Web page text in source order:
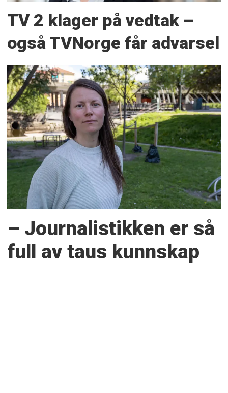
TV 2 klager på vedtak –
også TVNorge får advarsel
– Journalistikken er så
full av taus kunnskap